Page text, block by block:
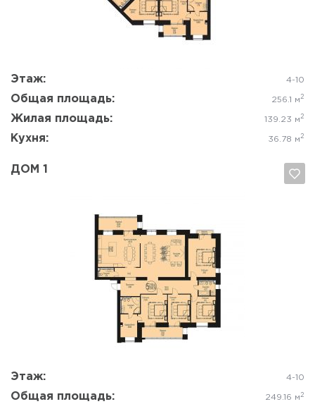
Этаж: 4-10
Общая площадь: 256.1 м 2
Жилая площадь: 139.23 м 2
Кухня: 36.78 м 2
Да, удалить Отмена
ДОМ 1
Этаж: 4-10
Общая площадь: 249.16 м 2
Да, удалить Отмена